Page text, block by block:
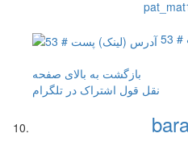
بازگشت به بالای صفحه
نقل قول اشتراک در تلگرام